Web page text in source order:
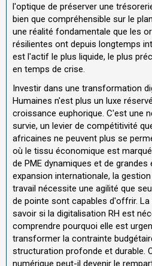
l'optique de préserver une
bien que compréhensible sur le
une réalité fondamentale que les
résilientes ont depuis longtemps
est l'actif le plus liquide, le plus
en temps de crise.
Investir dans une transformation
Humaines n'est plus un luxe
croissance euphorique. C'est une
survie, un levier de compétitivité
africaines ne peuvent plus se
où le tissu économique est
de PME dynamiques et de grandes
expansion internationale, la
travail nécessite une agilité que
de pointe sont capables d'offrir.
savoir si la digitalisation RH est
comprendre pourquoi elle est
transformer la contrainte
structuration profonde et durable.
numérique peut-il devenir le